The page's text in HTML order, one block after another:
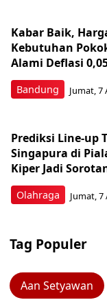
Bandung
Kabar Baik,
Kebutuhan
Alami Deflasi
Jumat, 7
Olahraga
Prediksi Line-up
Singapura di
Kiper Jadi
Jumat, 7
Tag Populer
Aan Setyawan